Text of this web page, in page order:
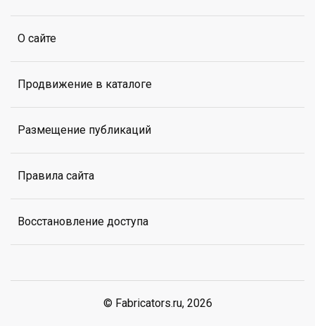
О сайте
Продвижение в каталоге
Размещение публикаций
Правила сайта
Восстановление доступа
© Fabricators.ru, 2026